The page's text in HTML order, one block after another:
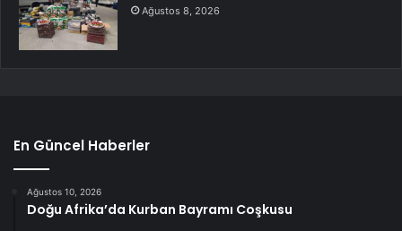
Ağustos 8, 2026
En Güncel Haberler
Ağustos 10, 2026
Doğu Afrika’da Kurban Bayramı Coşkusu